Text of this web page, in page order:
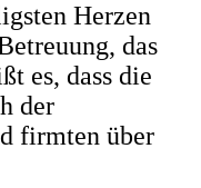
Herzen
das
es, dass die
der
firmten über